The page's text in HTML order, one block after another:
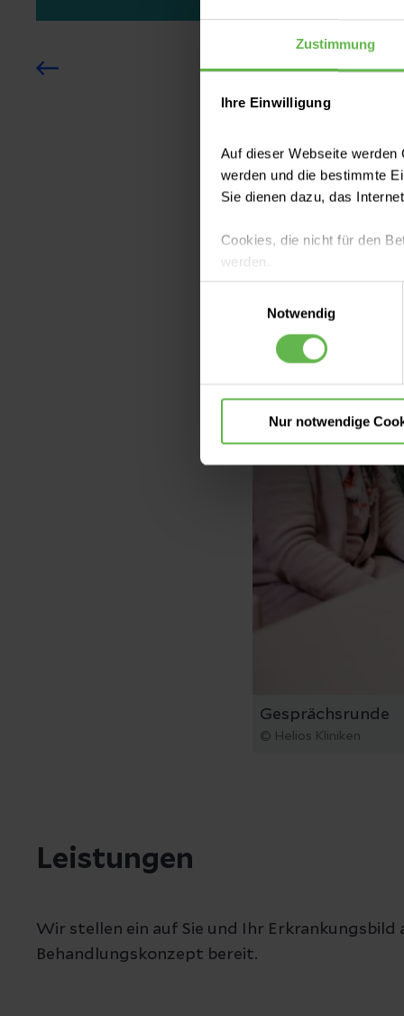
Zustimmung
Ihre Einwilligung
Auf dieser Webseite
werden und die bestimmte
Sie dienen dazu, das
Cookies, die nicht für den
werden.
Es steht Ihnen frei, unsere
nicht notwendigen Cookies
einzuwilligen. Ihre
Notwendig
Nur notwendige
Gesprächsrunde
© Helios Kliniken
Leistungen
Wir stellen ein auf Sie und Ihr
Behandlungskonzept bereit.